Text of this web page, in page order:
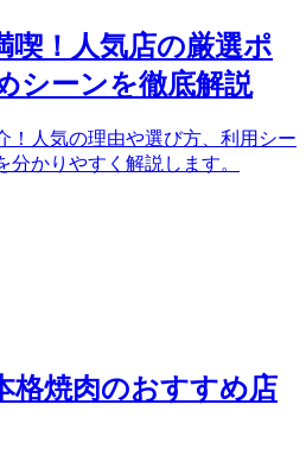
喫！人気店の厳選ポ
シーンを徹底解説
！人気の理由や選び方、利用シー
かりやすく解説します。
格焼肉のおすすめ店